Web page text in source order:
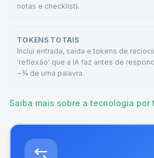
notas e checklist).
TOKENS TOTAIS
Inclui entrada, saída e tokens de
'reflexão' que a IA faz antes de
~¾ de uma palavra.
Saiba mais sobre a tecnologia por